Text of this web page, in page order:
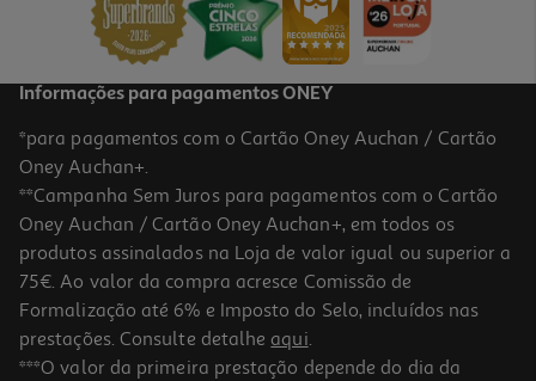
Informações para pagamentos ONEY
*para pagamentos com o Cartão Oney Auchan / Cartão
Oney Auchan+.
**Campanha Sem Juros para pagamentos com o Cartão
Oney Auchan / Cartão Oney Auchan+, em todos os
produtos assinalados na Loja de valor igual ou superior a
75€. Ao valor da compra acresce Comissão de
Formalização até 6% e Imposto do Selo, incluídos nas
prestações. Consulte detalhe aqui.
***O valor da primeira prestação depende do dia da